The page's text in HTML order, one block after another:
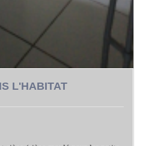
L'HABITAT